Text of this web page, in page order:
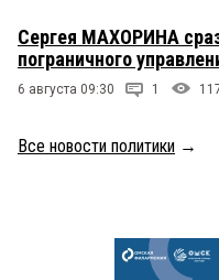
Сергея МАХОРИНА
пограничного
6 августа 09:30 1
Все новости политики →